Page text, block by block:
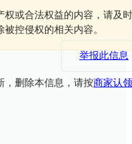
权或合法权益的内容，请及时
控侵权的相关内容。
举报此信息
，删除本信息，请按商家认领